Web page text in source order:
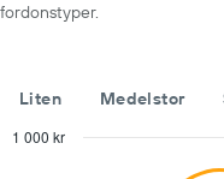
fordonstyper.
Liten Medelstor
1 000 kr